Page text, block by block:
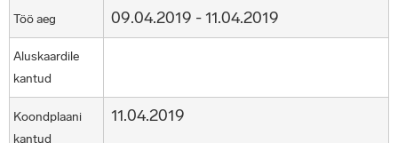
Töö aeg 09.04.2019 - 11.04.2019
Aluskaardile
kantud
Koondplaani
kantud
11.04.2019